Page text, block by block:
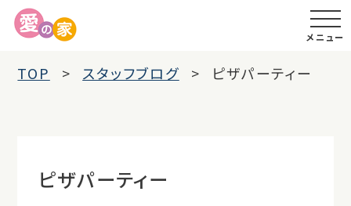
メニュー
TOP スタッフブログ ピザパーティー
ピザパーティー